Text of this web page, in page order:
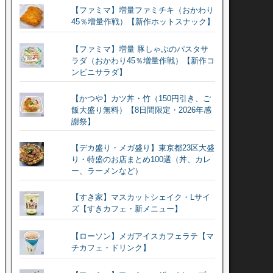
【ファミマ】増量ファミチキ（おかわり
45％増量作戦）【新作ホットスナック】
【ファミマ】増量 豚しゃぶのパスタサ
ラダ（おかわり45％増量作戦）【新作コ
ンビニサラダ】
【かつや】カツ丼・竹（150円引き、ご
飯大盛り無料）【8日間限定・2026年感
謝祭】
【デカ盛り・メガ盛り】東京都23区大盛
り・特盛のお店まとめ100選（丼、カレ
ー、ラーメンなど）
【すき家】マスカットシェイク・Lサイ
ズ【すきカフェ・新メニュー】
【ローソン】メガアイスカフェラテ【マ
チカフェ・ドリンク】